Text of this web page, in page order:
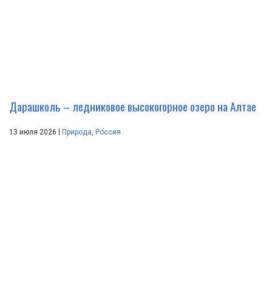
Дарашколь – ледниковое высокогорное озеро на Алтае
13 июля 2026 Природа, Россия